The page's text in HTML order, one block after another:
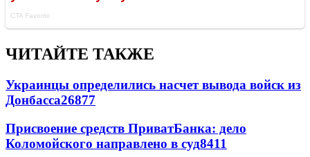
ЧИТАЙТЕ ТАКЖЕ
Украинцы определились насчет вывода войск из
Донбасса26877
Присвоение средств ПриватБанка: дело
Коломойского направлено в суд8411